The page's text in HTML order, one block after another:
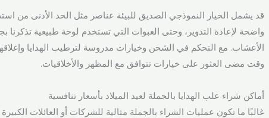
قد يشمل الخيار النموذجي الصديق للبيئة عناصر مثل الحد الأدنى من
واضحة لإعادة التدوير، وحتى العبوات التي تستخدم لوحة طبيعية تذكرنا
الأعشاب. مع التحكم في الشحن وخيارات مدروسة لترطيب الهدايا
وقت مضى العثور على خيارات تتوافق مع المظهر والأخلاقيات.
أماكن شراء علب الهدايا بالجملة لعيد الميلاد بأسعار تنافسية
غالبًا ما تكون عمليات الشراء بالجملة مثالية للشركات أو العائلات